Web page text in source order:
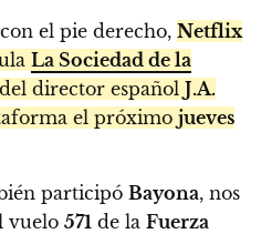
con el pie derecho, Netflix
La Sociedad de la
director español J.A.
el próximo jueves
participó Bayona, nos
vuelo 571 de la Fuerza